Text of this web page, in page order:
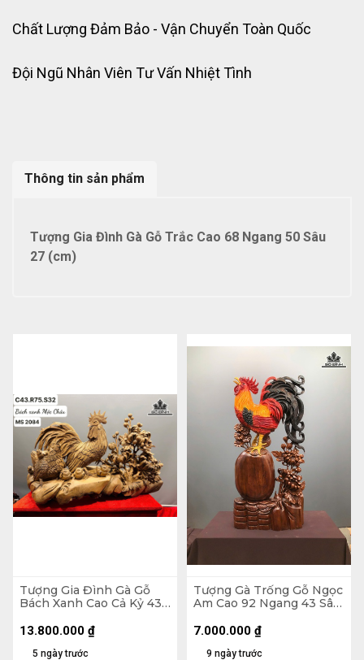
Chất Lượng Đảm Bảo - Vận Chuyển Toàn Quốc
Đội Ngũ Nhân Viên Tư Vấn Nhiệt Tình
Thông tin sản phẩm
Tượng Gia Đình Gà Gỗ Trắc Cao 68 Ngang 50 Sâu
27 (cm)
Tượng Gia Đình Gà Gỗ
Bách Xanh Cao Cả Kỷ 43
Kỷ Cao 15
5 ngày trước
13.800.000 ₫
Tượng Gà Trống Gỗ Ngọc
Am Cao 92 Ngang 43 Sâu
9 ngày trước
7.000.000 ₫